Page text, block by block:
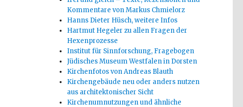
Kommentare von Markus Chmielorz
Hanns Dieter Hüsch, weitere Infos
Hartmut Hegeler zu allen Fragen der
Hexenprozesse
Institut für Sinnforschung, Fragebogen
Jüdisches Museum Westfalen in Dorsten
Kirchenfotos von Andreas Blauth
Kirchengebäude neu oder anders nutzen
aus architektonischer Sicht
Kirchenumnutzungen und ähnliche